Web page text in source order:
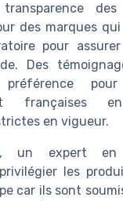
des marques
pour
Des
françaises
en vigueur.
, un expert en
les
car ils sont